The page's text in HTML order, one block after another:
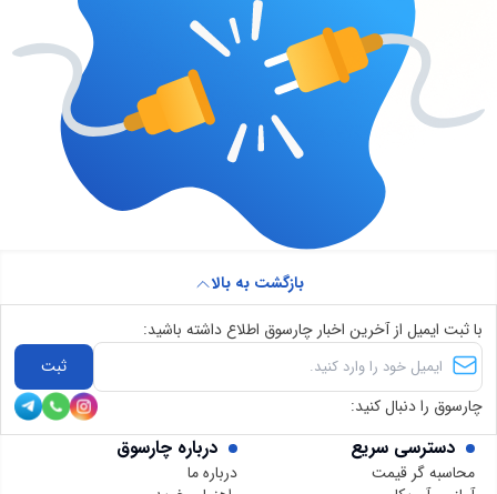
دسترسی سریع
محاسبه گر قیمت
درباره چارسوق
درباره ما
بازگشت به بالا
با ثبت ایمیل از آخرین اخبار چارسوق اطلاع داشته باشید:
ثبت
چارسوق را دنبال کنید: